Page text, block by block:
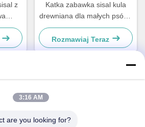
z
psów
Katka zabawka sisal kula
drewniana dla małych psów i
kotów prosty i praktyczny
Rozmawiaj Teraz
3:16 AM
are you looking for?